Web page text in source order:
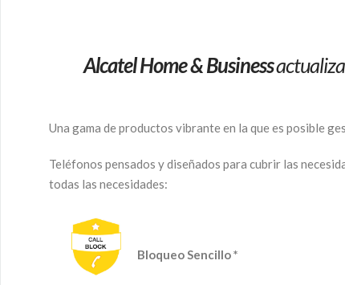
Alcatel Home & Business
Una gama de productos vibrante en la que es posible
Teléfonos pensados y diseñados para cubrir las
todas las necesidades:
Bloqueo Sencillo *